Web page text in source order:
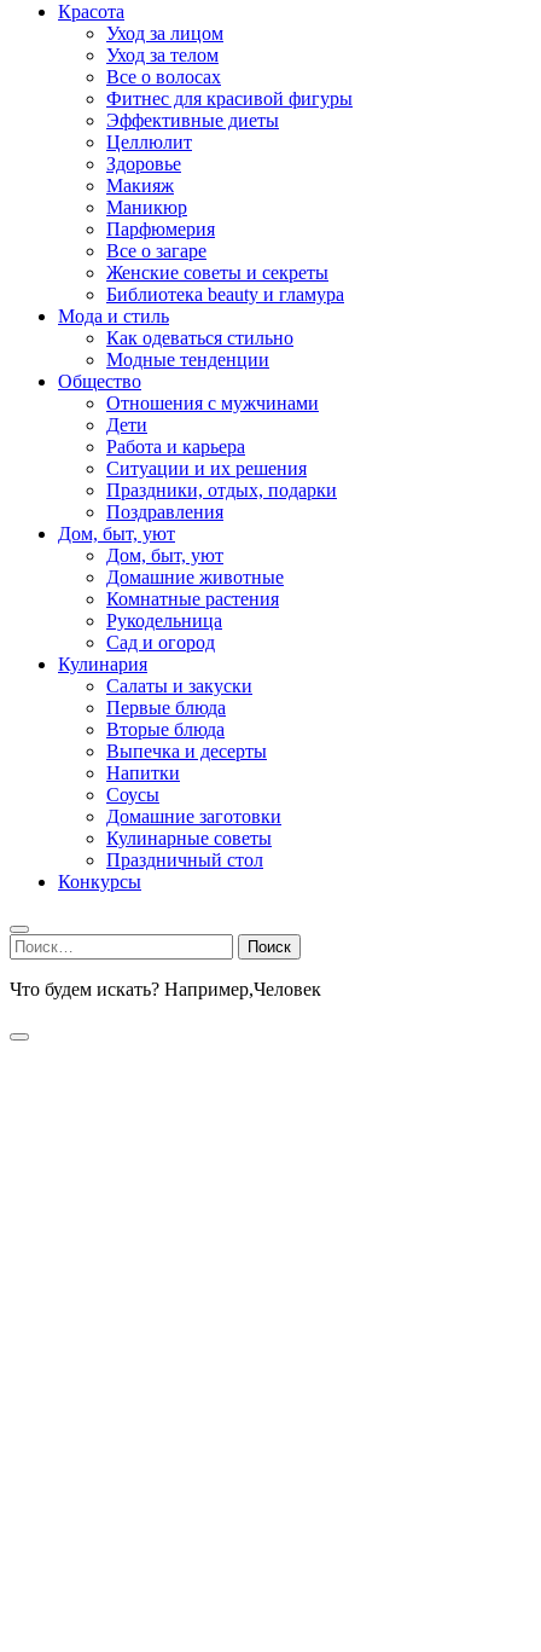
Красота
Уход за лицом
Уход за телом
Все о волосах
Фитнес для красивой фигуры
Эффективные диеты
Целлюлит
Здоровье
Макияж
Маникюр
Парфюмерия
Все о загаре
Женские советы и секреты
Библиотека beauty и гламура
Мода и стиль
Как одеваться стильно
Модные тенденции
Общество
Отношения с мужчинами
Дети
Работа и карьера
Ситуации и их решения
Праздники, отдых, подарки
Поздравления
Дом, быт, уют
Дом, быт, уют
Домашние животные
Комнатные растения
Рукодельница
Сад и огород
Кулинария
Салаты и закуски
Первые блюда
Вторые блюда
Выпечка и десерты
Напитки
Соусы
Домашние заготовки
Кулинарные советы
Праздничный стол
Конкурсы
Найти:
Что будем искать? Например,Человек